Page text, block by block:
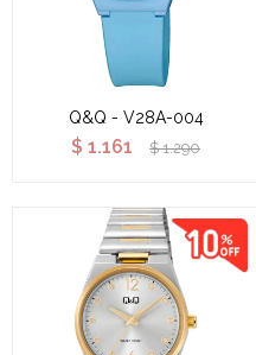
Q&Q - V28A-004
$ 1.161 $ 1.290